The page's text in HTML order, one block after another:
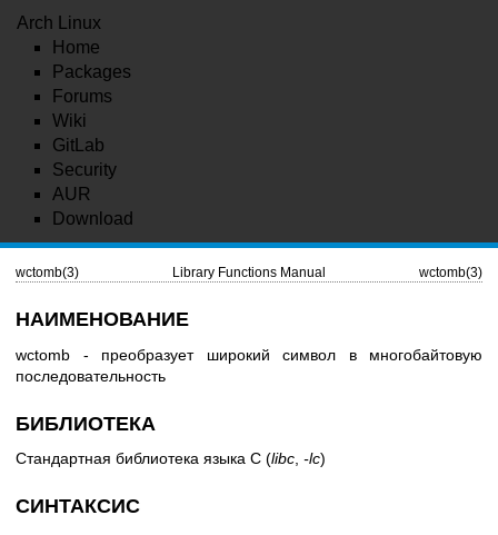
Arch Linux
Home
Packages
Forums
Wiki
GitLab
Security
AUR
Download
wctomb(3) Library Functions Manual wctomb(3)
НАИМЕНОВАНИЕ
wctomb - преобразует широкий символ в многобайтовую
последовательность
БИБЛИОТЕКА
Стандартная библиотека языка C (libc -lc)
СИНТАКСИС